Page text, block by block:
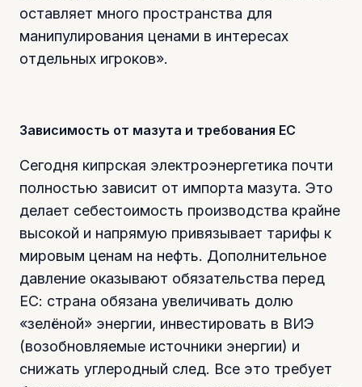
оставляет много пространства для
манипулирования ценами в интересах
отдельных игроков».
Зависимость от мазута и требования ЕС
Сегодня кипрская электроэнергетика почти
полностью зависит от импорта мазута. Это
делает себестоимость производства крайне
высокой и напрямую привязывает тарифы к
мировым ценам на нефть. Дополнительное
давление оказывают обязательства перед
ЕС: страна обязана увеличивать долю
«зелёной» энергии, инвестировать в ВИЭ
(возобновляемые источники энергии) и
снижать углеродный след. Все это требует